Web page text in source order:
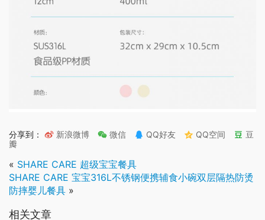
分享到： 新浪微博 微信 QQ好友 QQ空间
豆
瓣
« SHARE CARE 超级宝宝餐具
SHARE CARE 宝宝316L不锈钢便携辅食小碗双层隔热防烫
防摔婴儿餐具 »
相关文章